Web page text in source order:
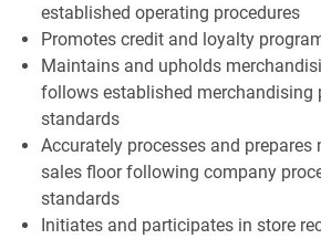
established operating procedures
Promotes credit and loyalty
Maintains and upholds
follows established merchandising
standards
Accurately processes and prepares
sales floor following company
standards
Initiates and participates in store